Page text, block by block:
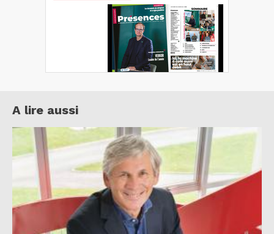
A lire aussi